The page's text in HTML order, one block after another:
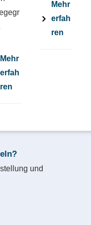
Mehr
erfah
ren
Mehr
erfah
ren
und